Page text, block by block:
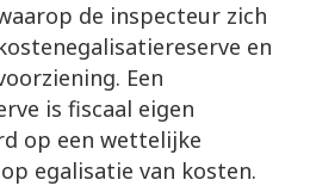
de inspecteur zich
en
Een
is fiscaal eigen
op een wettelijke
egalisatie van kosten.